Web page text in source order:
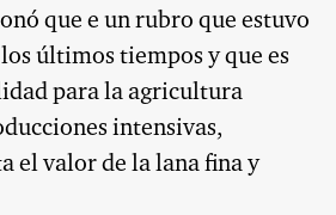
que e un rubro que estuvo
últimos tiempos y que es
para la agricultura
intensivas,
el valor de la lana fina y